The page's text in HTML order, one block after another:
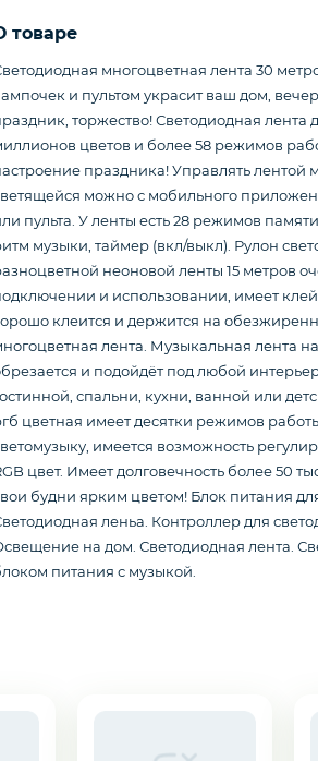
товаре
многоцветная лента 30
и пультом украсит ваш дом,
торжество! Светодиодная лента
цветов и более 58 режимов
праздника! Управлять лентой
можно с мобильного
пульта. У ленты есть 28 режимов
музыки, таймер (вкл/выкл). Рулон
неоновой ленты 15 метров
и использовании, имеет
клеится и держится на
лента. Музыкальная лента
и подойдёт под любой
спальни, кухни, ванной или
цветная имеет десятки режимов
имеется возможность
цвет. Имеет долговечность более 50
будни ярким цветом! Блок питания
леньа. Контроллер для
на дом. Светодиодная лента.
питания с музыкой.